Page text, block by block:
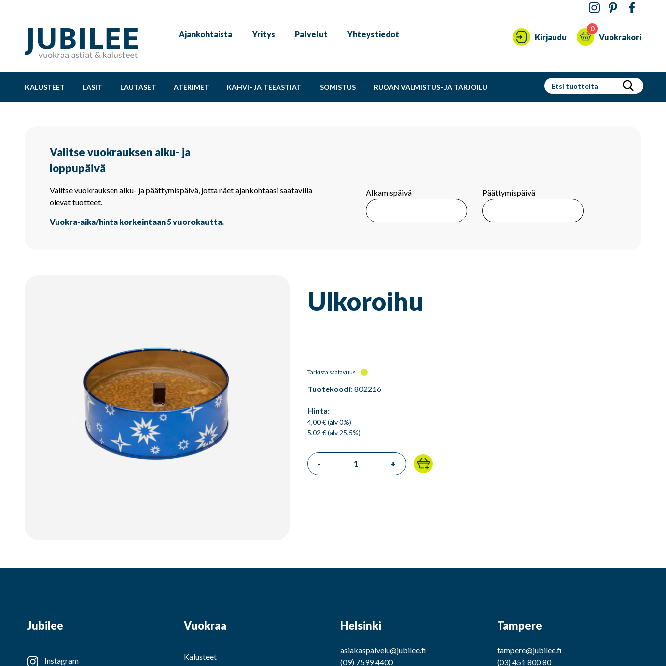
Ajankohtaista Yritys Palvelut Yhteystiedot Kirjaudu Vuokrakori
0
KALUSTEET LASIT LAUTASET ATERIMET KAHVI- JA TEEASTIAT SOMISTUS RUOAN VALMISTUS- JA TARJOILU
Valitse vuokrauksen alku- ja
loppupäivä
Valitse vuokrauksen alku- ja päättymispäivä, jotta näet ajankohtaasi saatavilla
olevat tuotteet.
Vuokra-aika/hinta korkeintaan 5 vuorokautta.
Alkamispäivä Päättymispäivä
Ulkoroihu
Tarkista saatavuus
Tuotekoodi:802216
Hinta:
4,00 € (alv 0%)
5,02 € (alv 25,5%)
- +
Jubilee
Instagram
Vuokraa
Kalusteet
Helsinki
asiakaspalvelu@jubilee.fi
(09) 7599 4400
Tampere
tampere@jubilee.fi
(03) 451 800 80